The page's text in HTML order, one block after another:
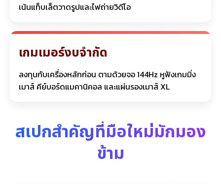
เน้นแท็บเล็ตวาดรูปและไฟถ่ายวิดีโอ
เกมเมอร์งบจำกัด
ลงทุนกับเครื่องหลักก่อน ตามด้วยจอ 144Hz หูฟังเกมมิ่ง
เมาส์ คีย์บอร์ดแมคานิคอล และแผ่นรองเมาส์ XL
สเปกสำคัญที่มือใหม่มักมอง
ข้าม